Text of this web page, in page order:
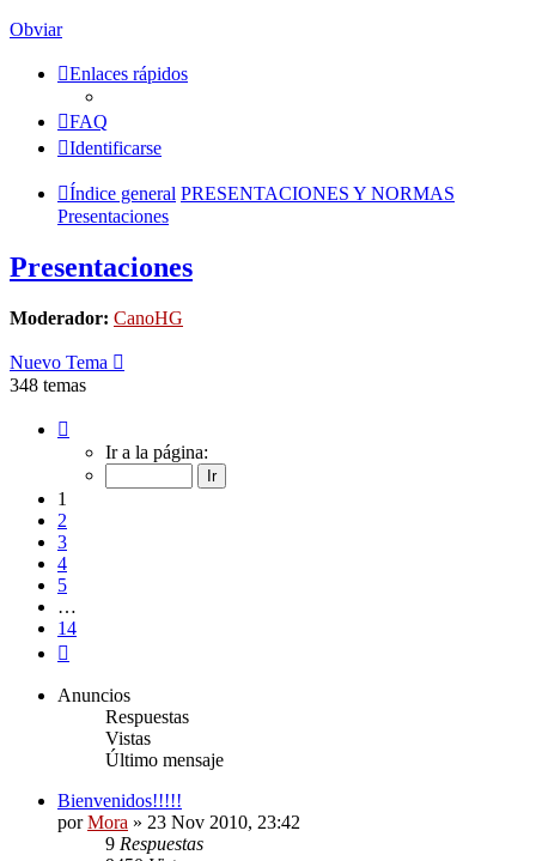
Obviar
Enlaces rápidos
FAQ
Identificarse
Índice general PRESENTACIONES Y NORMAS
Presentaciones
Presentaciones
Moderador: CanoHG
Nuevo Tema
348 temas
Ir a la página:
1
2
3
4
5
…
14
Anuncios
Respuestas
Vistas
Último mensaje
Bienvenidos!!!!!
porMora » 23 Nov 2010, 23:42
9 Respuestas